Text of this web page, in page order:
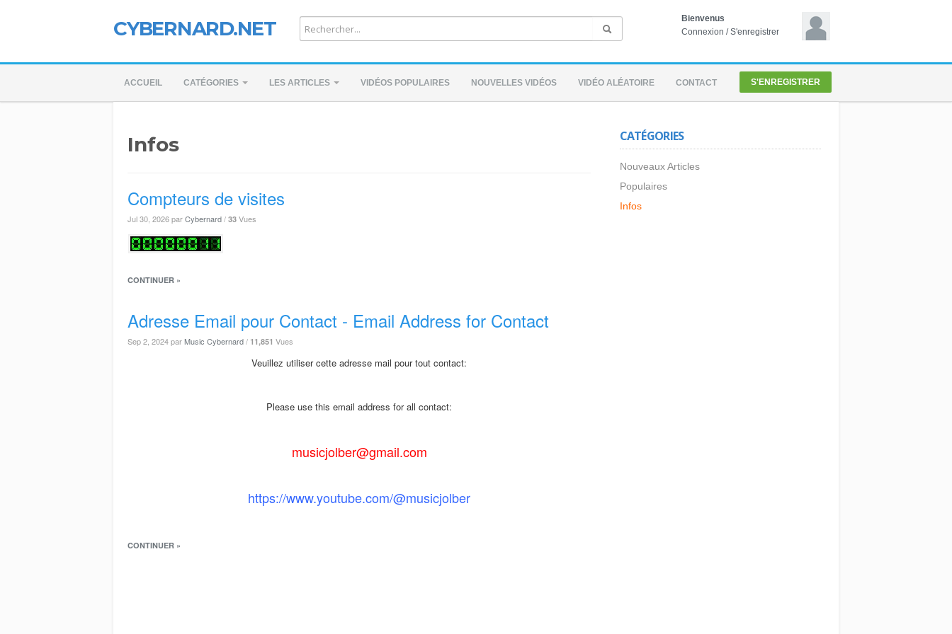
CYBERNARD.NET
Bienvenus
Connexion /S'enregistrer
ACCUEIL CATÉGORIES LES ARTICLES VIDÉOS POPULAIRES NOUVELLES VIDÉOS VIDÉO ALÉATOIRE CONTACT S'ENREGISTRER
Infos
Compteurs de visites
Jul 30, 2026parCybernard/ 33 Vues
CONTINUER »
Adresse Email pour Contact - Email Address for Contact
Sep 2, 2024parMusic Cybernard/ 11,851 Vues
Veuillez utiliser cette adresse mail pour tout contact:
Please use this email address for all contact:
musicjolber@gmail.com
https://www.youtube.com/@musicjolber
CONTINUER »
CATÉGORIES
Nouveaux Articles
Populaires
Infos